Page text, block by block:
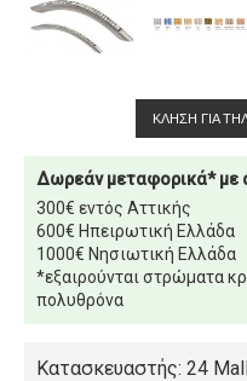
ΚΛΉΣΗ ΓΙΑ
Δωρεάν μεταφορικά* με
300€ εντός Αττικής
600€ Ηπειρωτική Ελλάδα
1000€ Νησιωτική Ελλάδα
*εξαιρούνται στρώματα
πολυθρόνα
Κατασκευαστής: 24